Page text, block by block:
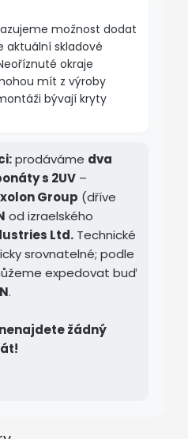
možnost dodat
aktuální skladové
okraje
mít z výroby
bývají kryty
prodáváme dva
s 2UV –
Group (dříve
od izraelského
Ltd. Technické
srovnatelné; podle
expedovat buď
.
nenajdete žádný